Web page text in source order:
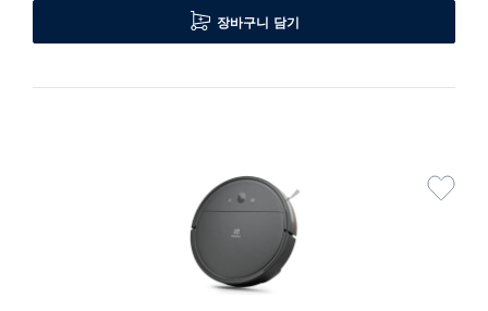
장바구니 담기